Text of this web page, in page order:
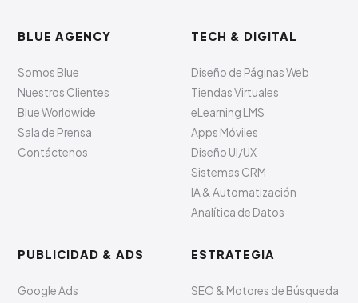
BLUE AGENCY
Somos Blue
Nuestros Clientes
Blue Worldwide
Sala de Prensa
Contáctenos
TECH & DIGITAL
Diseño de Páginas Web
Tiendas Virtuales
eLearning LMS
Apps Móviles
Diseño UI/UX
Sistemas CRM
IA & Automatización
Analítica de Datos
PUBLICIDAD & ADS
Google Ads
ESTRATEGIA
SEO & Motores de Búsqueda